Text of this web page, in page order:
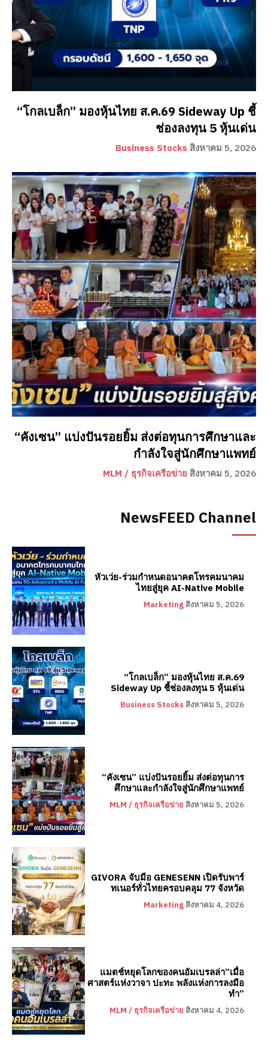
“โกลเบล็ก” มองหุ้นไทย ส.ค.69 Sideway Up ชี้
ช่องลงทุน 5 หุ้นเด่น
Business Stocks สิงหาคม 5, 2026
“คังเซน” แบ่งปันรอยยิ้ม ส่งต่อทุนการศึกษาและ
กำลังใจสู่นักศึกษาแพทย์
MLM / ธุรกิจเครือข่าย สิงหาคม 5, 2026
NewsFEED Channel
หัวเว่ย-ร่วมกำหนดอนาคตโทรคมนาคม
ไทยสู่ยุค AI-Native Mobile
Marketing สิงหาคม 5, 2026
“โกลเบล็ก” มองหุ้นไทย ส.ค.69
Sideway Up ชี้ช่องลงทุน 5 หุ้นเด่น
Business Stocks สิงหาคม 5, 2026
“คังเซน” แบ่งปันรอยยิ้ม ส่งต่อทุนการ
ศึกษาและกำลังใจสู่นักศึกษาแพทย์
MLM / ธุรกิจเครือข่าย สิงหาคม 5, 2026
GIVORA จับมือ GENESENN เปิดรับพาร์
ทเนอร์ทั่วไทยครอบคลุม 77 จังหวัด
Marketing สิงหาคม 4, 2026
แมตช์หยุดโลกของคนอัมเบรลล่า”เมื่อ
ศาสตร์แห่งวาจา ปะทะ พลังแห่งการลงมือ
ทำ”
MLM / ธุรกิจเครือข่าย สิงหาคม 4, 2026